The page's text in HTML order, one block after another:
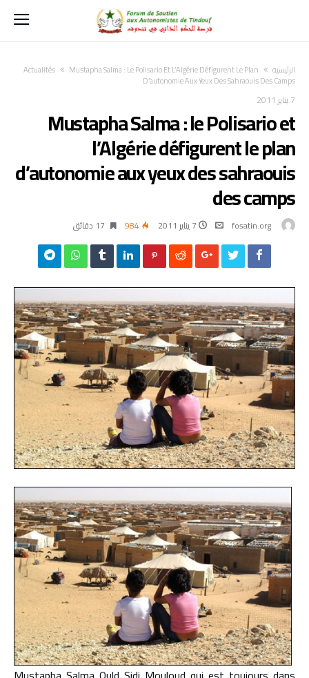
‫الرئيسية‬ Actualités
Mustapha Salma : Le Polisario Et L’Algérie Défigurent Le Plan
D’autonomie Aux Yeux Des Sahraouis Des Camps
7 يناير 2011
Mustapha Salma : le Polisario et
l’Algérie défigurent le plan
d’autonomie aux yeux des sahraouis
des camps
fosatin.org 7 يناير 2011 984 17 ‫دقائق‬